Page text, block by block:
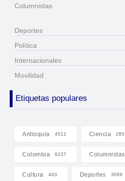
Columnistas
Deportes
Política
Internacionales
Movilidad
Etiquetas populares
Antioquia 4511 Ciencia 285
Colombia 6237 Columnistas
Cultura 403 Deportes 3069